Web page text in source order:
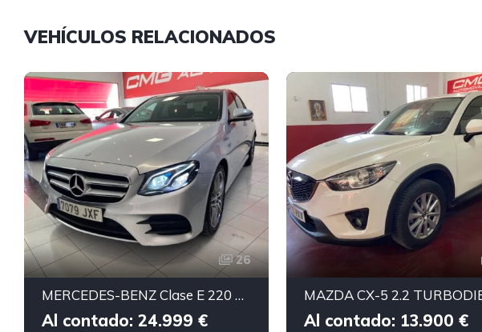
VEHÍCULOS RELACIONADOS
26
MERCEDES-BENZ Clase E 220 CDI AMG LINE
Al contado: 24.999 € Al contado: 13.900 €